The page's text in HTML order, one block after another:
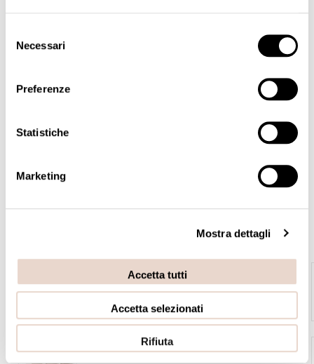
delNecessari
Preferenze
Statistiche
Marketing
Mostra dettagli
Accetta tutti
Accetta selezionati
Rifiuta
PRICE
ERA Orbita
€550.00
Armony - Sachets 50 pz
€32.00